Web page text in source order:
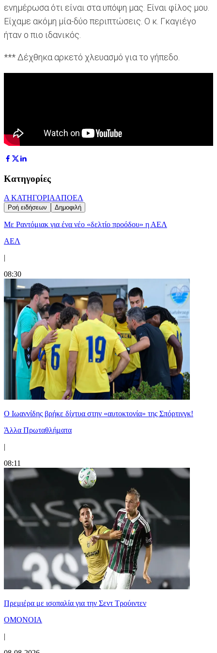
ενημέρωσα ότι είναι στα υπόψη μας. Είναι φίλος μου.
Είχαμε ακόμη μία-δύο περιπτώσεις. Ο κ. Γκαγιέγο
ήταν ο πιο ιδανικός.
*** Δέχθηκα αρκετό χλευασμό για το γήπεδο.
Κατηγορίες
Α ΚΑΤΗΓΟΡΙΑΑΠΟΕΛ
Ροή ειδήσεων Δημοφιλή
Με Ραντόμιακ για ένα νέο «δελτίο προόδου» η ΑΕΛ
ΑΕΛ
|
08:30
Ο Ιωαννίδης βρήκε δίχτυα στην «αυτοκτονία» της Σπόρτινγκ!
Άλλα Πρωταθλήματα
|
08:11
Πρεμιέρα με ισοπαλία για την Σεντ Τρούιντεν
ΟΜΟΝΟΙΑ
|